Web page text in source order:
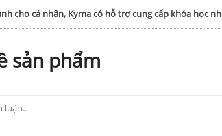
cho cá nhân, Kyma có hỗ trợ cung cấp khóa học
sản phẩm